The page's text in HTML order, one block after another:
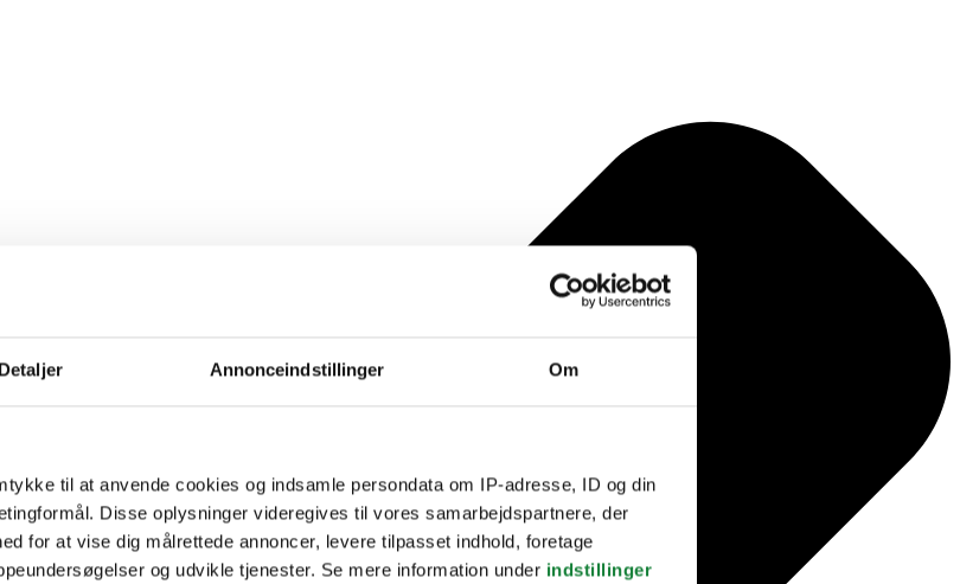
Detaljer Annonceindstillinger Om
til at anvende cookies og indsamle persondata om IP-adresse, ID og din
Disse oplysninger videregives til vores samarbejdspartnere, der
for at vise dig målrettede annoncer, levere tilpasset indhold, foretage
og udvikle tjenester. Se mere information under indstillinger